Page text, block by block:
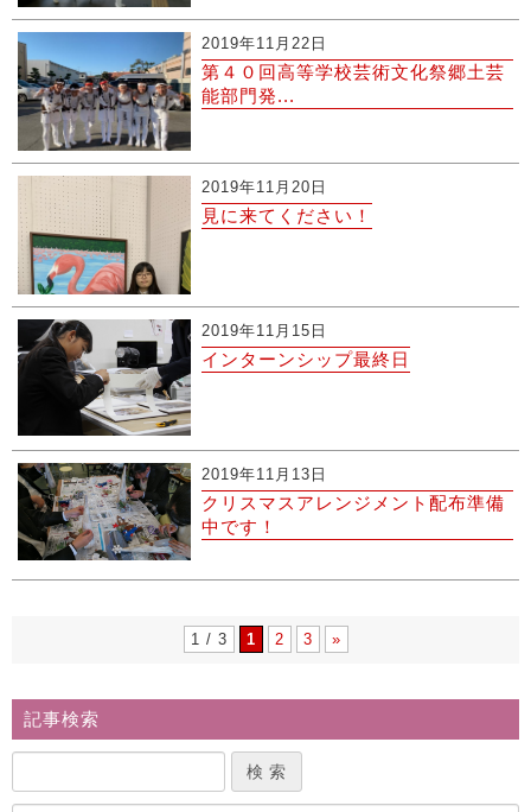
2019年11月22日
第４０回高等学校芸術文化祭郷土芸
能部門発...
2019年11月20日
見に来てください！
2019年11月15日
インターンシップ最終日
2019年11月13日
クリスマスアレンジメント配布準備
中です！
1 / 3 1 2 3 »
記事検索